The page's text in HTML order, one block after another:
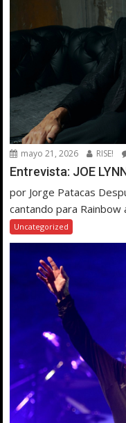
mayo 21, 2026 RISE!
Entrevista: JOE
por Jorge Patacas
cantando para Rainbow
Uncategorized